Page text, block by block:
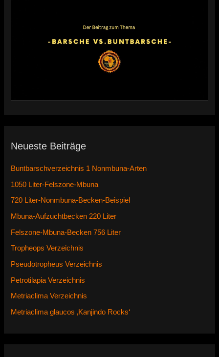
Neueste Beiträge
Buntbarschverzeichnis 1 Nonmbuna-Arten
1050 Liter-Felszone-Mbuna
720 Liter-Nonmbuna-Becken-Beispiel
Mbuna-Aufzuchtbecken 220 Liter
Felszone-Mbuna-Becken 756 Liter
Tropheops Verzeichnis
Pseudotropheus Verzeichnis
Petrotilapia Verzeichnis
Metriaclima Verzeichnis
Metriaclima glaucos ‚Kanjindo Rocks‘